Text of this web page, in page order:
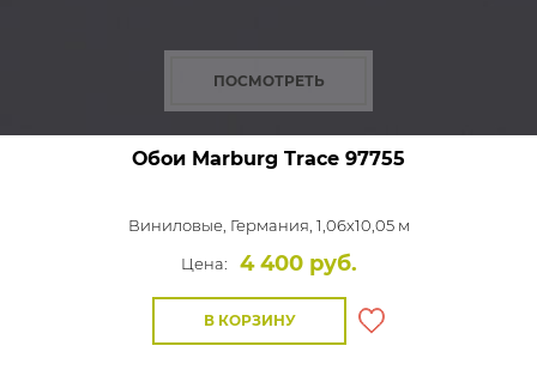
ПОСМОТРЕТЬ
Обои Marburg Trace 97755
Виниловые, Германия, 1,06x10,05 м
Цена:
4 400 руб.
В КОРЗИНУ